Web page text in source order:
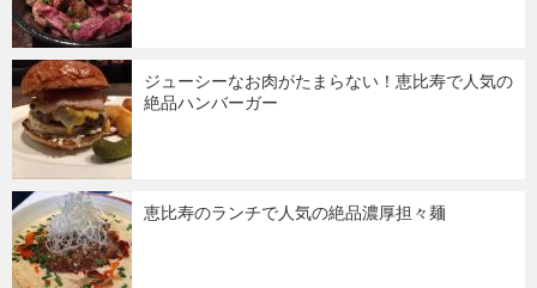
ジューシーなお肉がたまらない！恵比寿で人気の
絶品ハンバーガー
恵比寿のランチで人気の絶品濃厚担々麺